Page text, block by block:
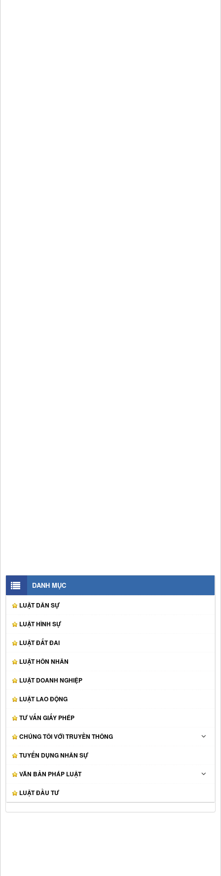
DANH MỤC
LUẬT DÂN SỰ
LUẬT HÌNH SỰ
LUẬT ĐẤT ĐAI
LUẬT HÔN NHÂN
LUẬT DOANH NGHIỆP
LUẬT LAO ĐỘNG
TƯ VẤN GIẤY PHÉP
CHÚNG TÔI VỚI TRUYỀN THÔNG
TUYỂN DỤNG NHÂN SỰ
VĂN BẢN PHÁP LUẬT
LUẬT ĐẦU TƯ